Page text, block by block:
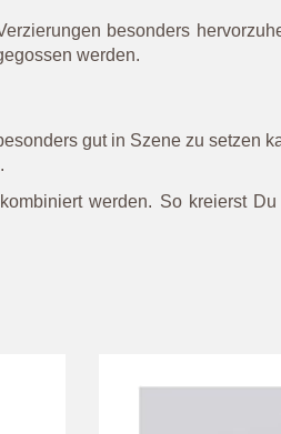
besonders
werden.
gut in Szene zu setzen
werden. So kreierst